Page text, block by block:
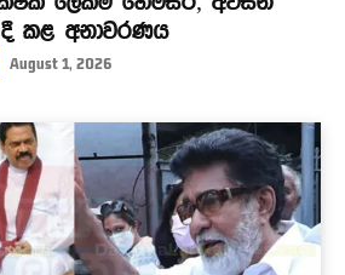
කළ අනාවරණය
August 1, 2026